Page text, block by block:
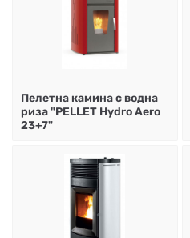
Пелетна камина с водна
риза "PELLET Hydro Aero
23+7"